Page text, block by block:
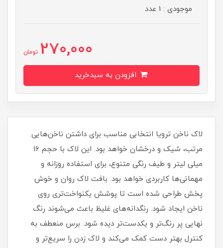
موجودی : 1 عدد
270,000 تومان
لاک ناخن ترویا انتخابی مناسب برای داشتن ناخن‌هایی
مرتب، شیک و درخشان خواهد بود. این لاک با حجم 16
میلی‌ لیتر و طیف رنگی متنوع، برای استفاده روزانه و
مهمانی‌ها کاربردی خواهد بود. بافت لاک روان و خوش‌
پخش طراحی شده است تا پوشش یکنواخت‌تری روی
ناخن ایجاد شود. رنگدانه‌های غلیظ باعث می‌شوند رنگ
نهایی پر رنگ‌تر و یکدست‌تر دیده شود. برس منعطف به
کنترل بهتر دست کمک می‌کند و لاک زدن را سریع‌تر و